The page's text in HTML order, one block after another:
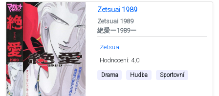
Zetsuai 1989
Zetsuai 1989
絶愛ー1989ー
Zetsuai
Hodnocení: 4,0
Drama Hudba Sportovní